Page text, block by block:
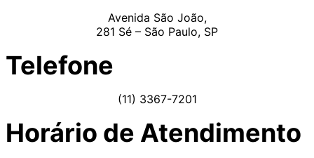
Avenida São João,
281 Sé – São Paulo, SP
Telefone
(11) 3367-7201
Horário de Atendimento